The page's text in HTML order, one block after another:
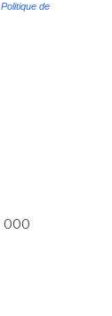
Politique de
000